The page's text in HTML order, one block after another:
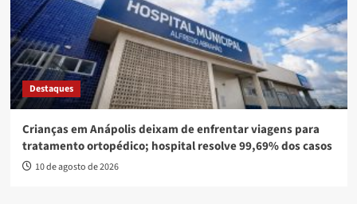
Destaques
Crianças em Anápolis deixam de enfrentar viagens para
tratamento ortopédico; hospital resolve 99,69% dos casos
10 de agosto de 2026